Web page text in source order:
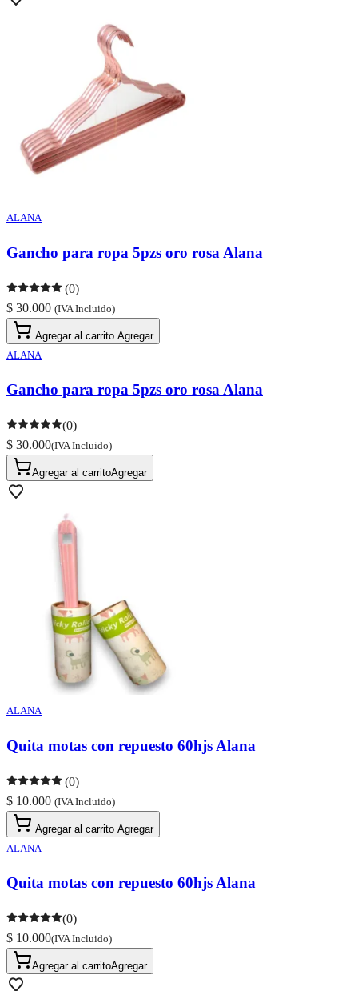
ALANA
Gancho para ropa 5pzs oro rosa Alana
(0)
$ 30.000 (IVA Incluido)
Agregar al carrito Agregar
ALANA
Gancho para ropa 5pzs oro rosa Alana
(0)
$ 30.000(IVA Incluido)
Agregar al carritoAgregar
ALANA
Quita motas con repuesto 60hjs Alana
(0)
$ 10.000 (IVA Incluido)
Agregar al carrito Agregar
ALANA
Quita motas con repuesto 60hjs Alana
(0)
$ 10.000(IVA Incluido)
Agregar al carritoAgregar